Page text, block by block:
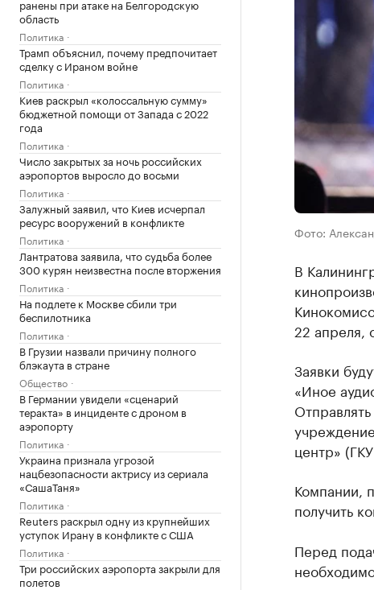
ранены при атаке на Белгородскую
область
Политика
Трамп объяснил, почему предпочитает
сделку с Ираном войне
Политика
Киев раскрыл «колоссальную сумму»
бюджетной помощи от Запада с 2022
года
Политика
Число закрытых за ночь российских
аэропортов выросло до восьми
Политика
Залужный заявил, что Киев исчерпал
ресурс вооружений в конфликте
Политика
Лантратова заявила, что судьба более
300 курян неизвестна после вторжения
Политика
На подлете к Москве сбили три
беспилотника
Политика
В Грузии назвали причину полного
блэкаута в стране
Общество
В Германии увидели «сценарий
теракта» в инциденте с дроном в
аэропорту
Политика
Украина признала угрозой
нацбезопасности актрису из сериала
«СашаТаня»
Политика
Reuters раскрыл одну из крупнейших
уступок Ирану в конфликте с США
Политика
Три российских аэропорта закрыли для
полетов
Фото:
В
22 апреля,
Заявки
«Иное
центр»
Компании,
получить
Перед